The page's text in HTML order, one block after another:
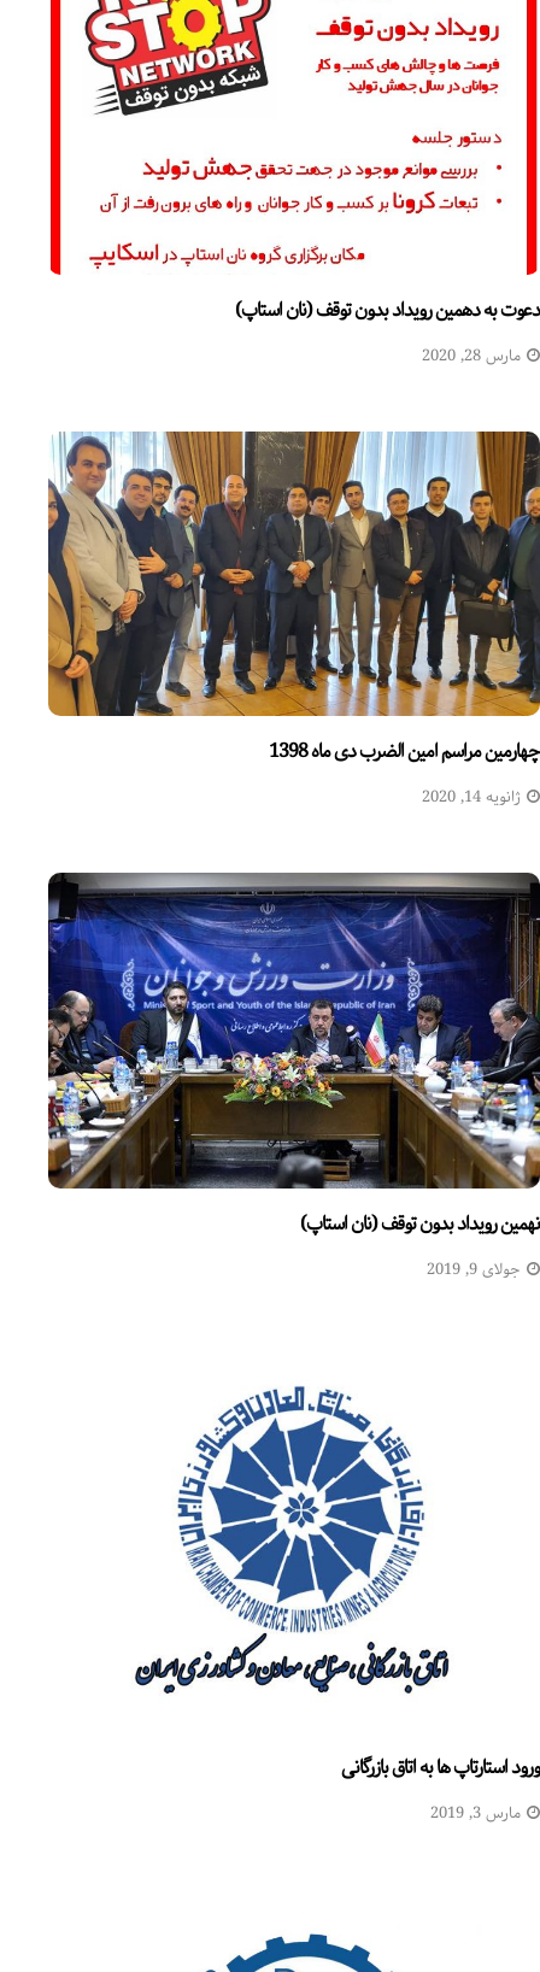
دعوت به دهمین رویداد بدون توقف (نان استاپ)
مارس 28, 2020
چهارمین مراسم امین الضرب دی ماه 1398
ژانویه 14, 2020
نهمین رویداد بدون توقف (نان استاپ)
جولای 9, 2019
ورود استارتاپ ها به اتاق بازرگانی
مارس 3, 2019